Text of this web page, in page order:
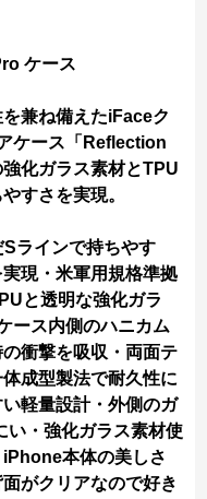
ケース
兼ね備えたiFaceク
ケース「Reflection
強化ガラス素材とTPU
すさを実現。
ラインで持ちやす
現・米軍用規格準拠
と透明な強化ガラ
ース内側のハニカム
衝撃を吸収・両面テ
成型製法で耐久性に
軽量設計・外側のガ
い・強化ガラス素材使
本体の美しさ
がクリアなので好き